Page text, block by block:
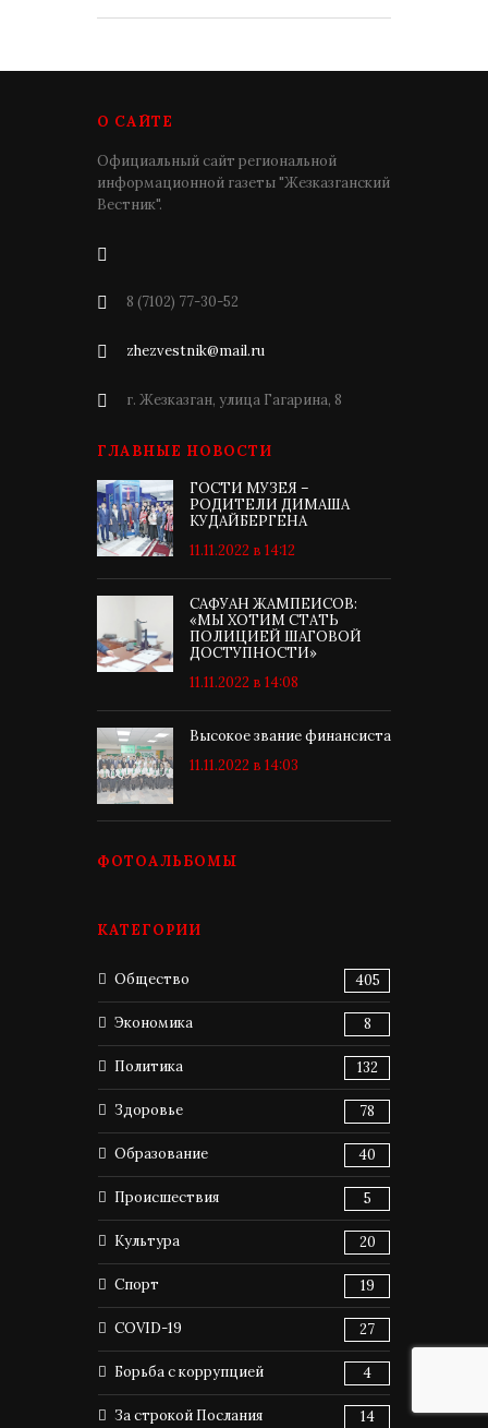
О САЙТЕ
Официальный сайт региональной
информационной газеты "Жезказганский
Вестник".
8 (7102) 77-30-52
zhezvestnik@mail.ru
г. Жезказган, улица Гагарина, 8
ГЛАВНЫЕ НОВОСТИ
ГОСТИ МУЗЕЯ –
РОДИТЕЛИ ДИМАША
КУДАЙБЕРГЕНА
11.11.2022 в 14:12
САФУАН ЖАМПЕИСОВ:
«МЫ ХОТИМ СТАТЬ
ПОЛИЦИЕЙ ШАГОВОЙ
ДОСТУПНОСТИ»
11.11.2022 в 14:08
Высокое звание финансиста
11.11.2022 в 14:03
ФОТОАЛЬБОМЫ
КАТЕГОРИИ
Общество 405
Экономика 8
Политика 132
Здоровье 78
Образование 40
Происшествия 5
Культура 20
Спорт 19
COVID-19 27
Борьба с коррупцией 4
За строкой Послания 14